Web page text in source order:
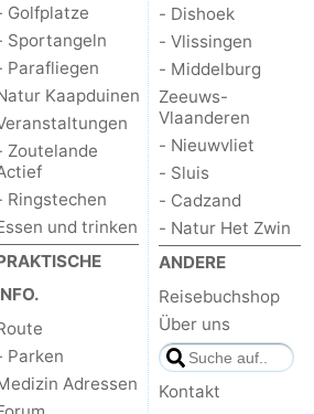
Golfplatze
Sportangeln
Parafliegen
Kaapduinen
Zoutelande
Ringstechen
und trinken
Parken
Adressen
- Dishoek
- Vlissingen
- Middelburg
Zeeuws-
Vlaanderen
- Nieuwvliet
- Sluis
- Cadzand
- Natur Het Zwin
ANDERE
Reisebuchshop
Über uns
Kontakt